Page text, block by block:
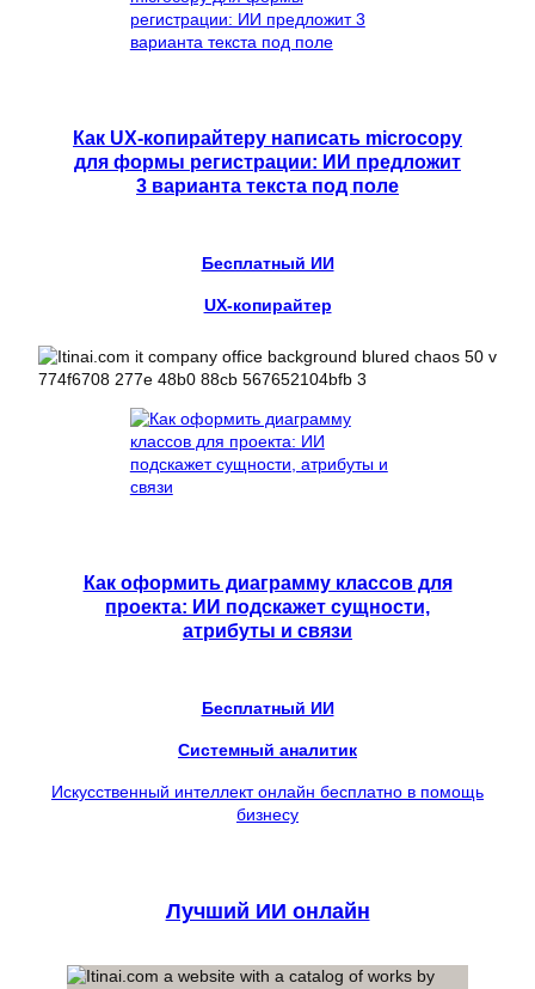
Как UX-копирайтеру написать microcopy
для формы регистрации: ИИ предложит
3 варианта текста под поле
Бесплатный ИИ
UX-копирайтер
Как оформить диаграмму классов для
проекта: ИИ подскажет сущности,
атрибуты и связи
Бесплатный ИИ
Системный аналитик
Искусственный интеллект онлайн бесплатно в помощь
бизнесу
Лучший ИИ онлайн